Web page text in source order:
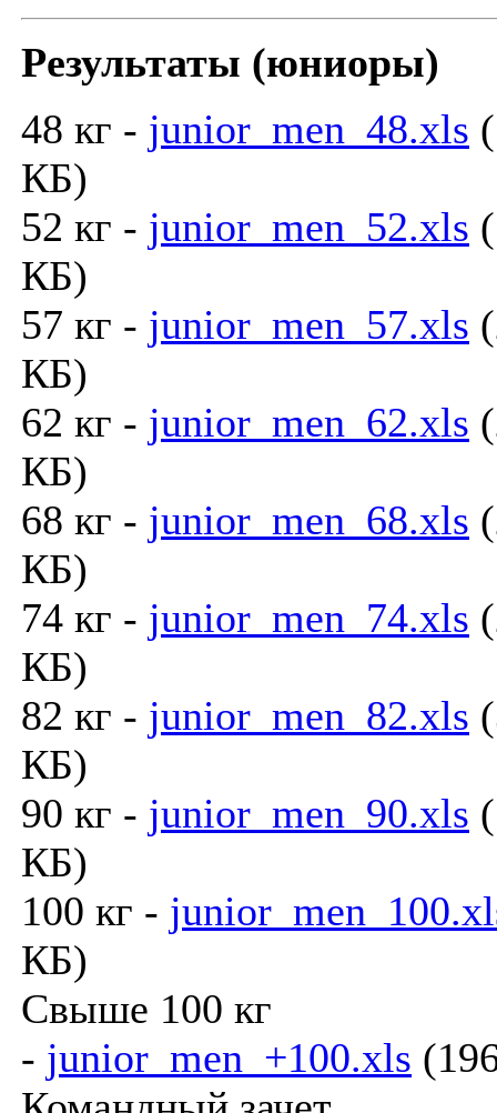
Результаты (юниоры)
48 кг - junior_men_48.xls
КБ)
52 кг - junior_men_52.xls
КБ)
57 кг - junior_men_57.xls
КБ)
62 кг - junior_men_62.xls
КБ)
68 кг - junior_men_68.xls
КБ)
74 кг - junior_men_74.xls
КБ)
82 кг - junior_men_82.xls
КБ)
90 кг - junior_men_90.xls
КБ)
100 кг -
КБ)
Свыше 100 кг
- junior_men_+100.xls